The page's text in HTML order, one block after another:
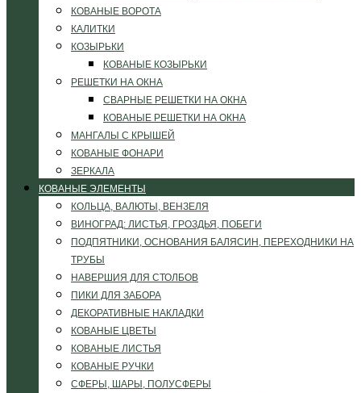
КОВАНЫЕ ВОРОТА
КАЛИТКИ
КОЗЫРЬКИ
КОВАНЫЕ КОЗЫРЬКИ
РЕШЕТКИ НА ОКНА
СВАРНЫЕ РЕШЕТКИ НА ОКНА
КОВАНЫЕ РЕШЕТКИ НА ОКНА
МАНГАЛЫ С КРЫШЕЙ
КОВАНЫЕ ФОНАРИ
ЗЕРКАЛА
КОВАНЫЕ ЭЛЕМЕНТЫ
КОЛЬЦА, ВАЛЮТЫ, ВЕНЗЕЛЯ
ВИНОГРАД: ЛИСТЬЯ, ГРОЗДЬЯ, ПОБЕГИ
ПОДПЯТНИКИ, ОСНОВАНИЯ БАЛЯСИН, ПЕРЕХОДНИКИ НА
ТРУБЫ
НАВЕРШИЯ ДЛЯ СТОЛБОВ
ПИКИ ДЛЯ ЗАБОРА
ДЕКОРАТИВНЫЕ НАКЛАДКИ
КОВАНЫЕ ЦВЕТЫ
КОВАНЫЕ ЛИСТЬЯ
КОВАНЫЕ РУЧКИ
СФЕРЫ, ШАРЫ, ПОЛУСФЕРЫ